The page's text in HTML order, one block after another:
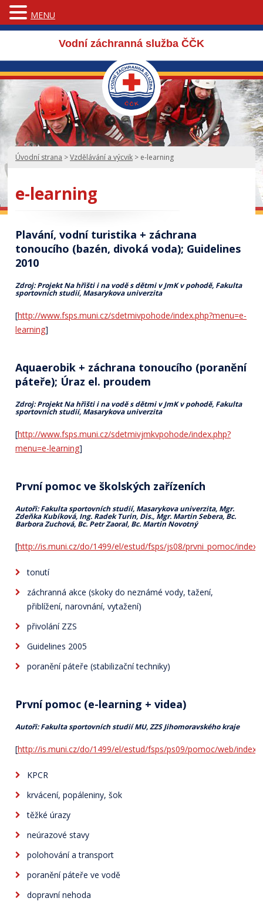
Vodní záchranná služba ČČK
Úvodní strana >Vzdělávání a výcvik > e-learning
e-learning
Plavání, vodní turistika + záchrana
tonoucího (bazén, divoká voda); Guidelines
2010
Zdroj: Projekt Na hřišti i na vodě s dětmi v JmK v pohodě, Fakulta
sportovních studií, Masarykova univerzita
[http://www.fsps.muni.cz/sdetmivpohode/index.php?menu=e-
learning]
Aquaerobik + záchrana tonoucího (poranění
páteře); Úraz el. proudem
Zdroj: Projekt Na hřišti i na vodě s dětmi v JmK v pohodě, Fakulta
sportovních studií, Masarykova univerzita
[http://www.fsps.muni.cz/sdetmivjmkvpohode/index.php?
menu=e-learning]
První pomoc ve školských zařízeních
Autoři: Fakulta sportovních studií, Masarykova univerzita, Mgr.
Zdeňka Kubíková, Ing. Radek Turin, Dis., Mgr. Martin Sebera,Bc.
Barbora Zuchová, Bc. Petr Zaoral, Bc. Martin Novotný
[http://is.muni.cz/do/1499/el/estud/fsps/js08/prvni_pomoc/
tonutí
záchranná akce (skoky do neznámé vody, tažení,
přiblížení, narovnání, vytažení)
přivolání ZZS
Guidelines 2005
poranění páteře (stabilizační techniky)
První pomoc (e-learning + videa)
Autoři: Fakulta sportovních studií MU, ZZS Jihomoravského kraje
[http://is.muni.cz/do/1499/el/estud/fsps/ps09/pomoc/web/
KPCR
krvácení, popáleniny, šok
těžké úrazy
neúrazové stavy
polohování a transport
poranění páteře ve vodě
dopravní nehoda
MENU